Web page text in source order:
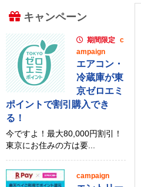
キャンペーン
期間限定 c
ampaign
エアコン・
冷蔵庫が東
京ゼロエミ
ポイントで割引購入でき
る！
今ですよ！最大80,000円割引！
東京にお住みの方は要...
campaign